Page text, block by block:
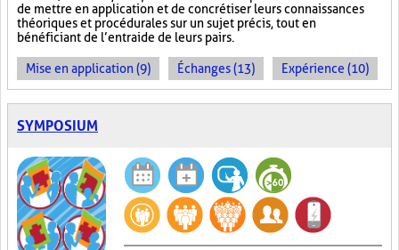
de mettre en application et de concrétiser leurs connaissances
théoriques et procédurales sur un sujet précis, tout en
bénéficiant de l’entraide de leurs pairs.
Mise en application (9) Échanges (13) Expérience (10)
SYMPOSIUM